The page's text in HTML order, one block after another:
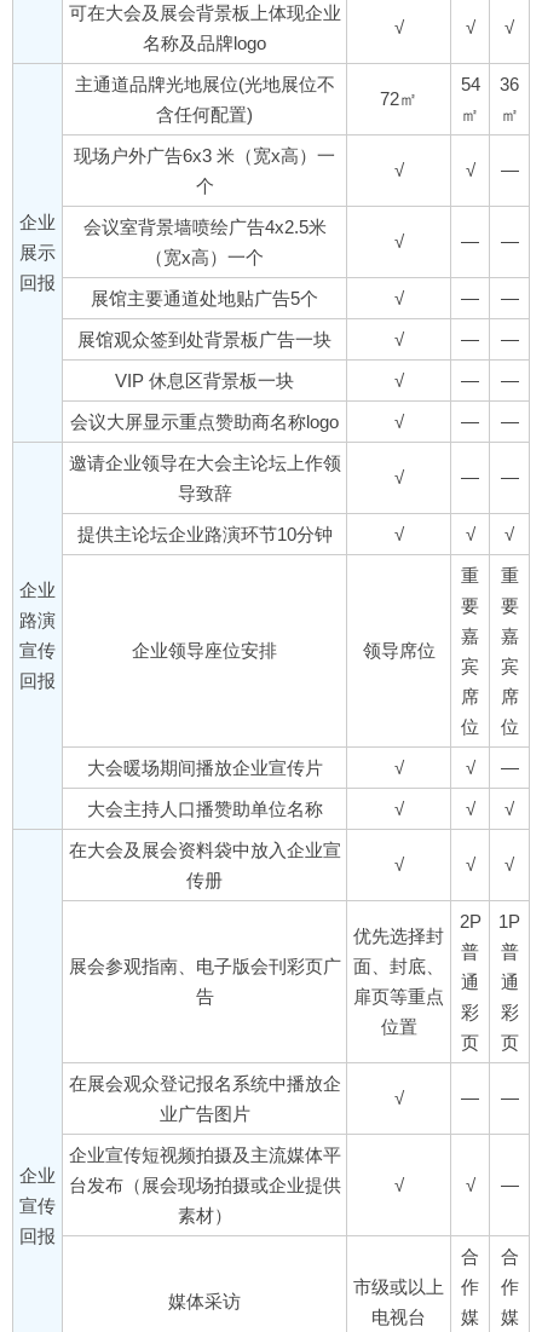
可在大会及展会背景板上体现企业
名称及品牌logo
√ √ √
企业
展示
回报
主通道品牌光地展位(光地展位不
含任何配置)
72㎡
54
㎡
36
㎡
现场户外广告6x3 米（宽x高）一
个
√ √ —
会议室背景墙喷绘广告4x2.5米
（宽x高）一个
√ — —
展馆主要通道处地贴广告5个 √ —
—
展馆观众签到处背景板广告一块
√ —
—
VIP 休息区背景板一块
√ —
—
会议大屏显示重点赞助商名称logo
√ — —
企业
路演
宣传
回报
邀请企业领导在大会主论坛上作领
导致辞
√ — —
提供主论坛企业路演环节10分钟 √ √ √
企业领导座位安排 领导席位
重
要
嘉
宾
席
位
重
要
嘉
宾
席
位
大会暖场期间播放企业宣传片
√ √
—
大会主持人口播赞助单位名称
√ √ √
企业
宣传
回报
在大会及展会资料袋中放入企业宣
传册
√ √ √
展会参观指南、电子版会刊彩页广
告
优先选择封
面、封底、
扉页等重点
位置
2P
普
通
彩
页
1P
普
通
彩
页
在展会观众登记报名系统中播放企
业广告图片
√ — —
企业宣传短视频拍摄及主流媒体平
台发布（展会现场拍摄或企业提供
素材）
√ √ —
媒体采访
市级或以上
电视台
合
作
媒
合
作
媒